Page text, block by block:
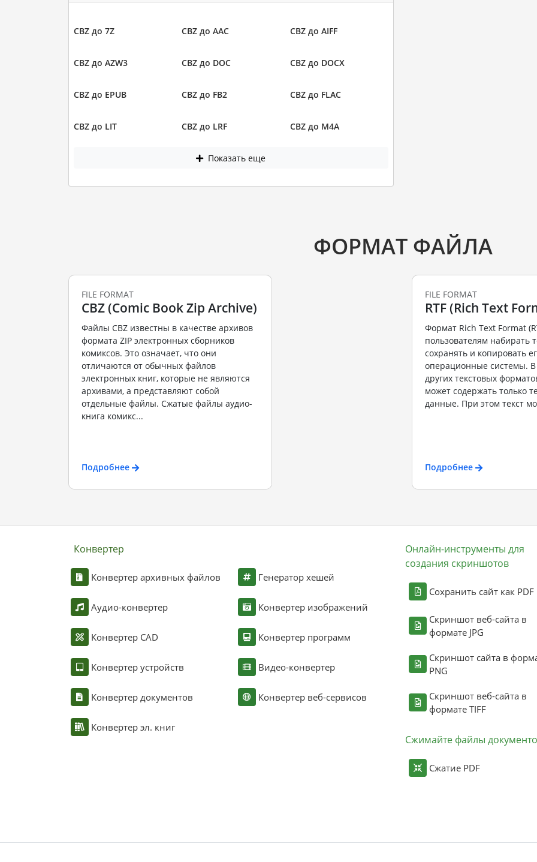
CBZ до 7Z CBZ до AAC CBZ до AIFF
CBZ до AZW3 CBZ до DOC CBZ до DOCX
CBZ до EPUB CBZ до FB2 CBZ до FLAC
CBZ до LIT CBZ до LRF CBZ до M4A
Показать еще
ФОРМАТ ФАЙЛА
FILE FORMAT
CBZ (Comic Book Zip Archive)
Файлы CBZ известны в качестве архивов
формата ZIP электронных сборников
комиксов. Это означает, что они
отличаются от обычных файлов
электронных книг, которые не являются
архивами, а представляют собой
отдельные файлы. Сжатые файлы аудио-
книга комикс...
Подробнее
FILE FORMAT
RTF (Rich Text
Формат Rich Text Format
пользователям набирать
сохранять и копировать
операционные системы. В
других текстовых
может содержать только
данные. При этом текст
Подробнее
Конвертер
Конвертер архивных файлов
Аудио-конвертер
Конвертер CAD
Конвертер устройств
Конвертер документов
Конвертер эл. книг
Генератор хешей
Конвертер изображений
Конвертер программ
Видео-конвертер
Конвертер веб-сервисов
Онлайн-инструменты для
создания скриншотов
Сохранить сайт как PDF
Скриншот веб-сайта в
формате JPG
Скриншот сайта в
PNG
Скриншот веб-сайта в
формате TIFF
Сжимайте файлы
Сжатие PDF